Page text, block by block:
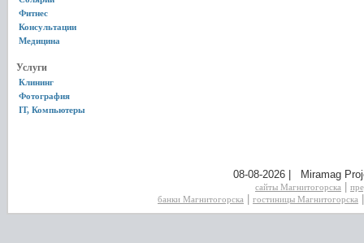
Фитнес
Консультации
Медицина
Услуги
Клининг
Фотография
IT, Компьютеры
08-08-2026 | Miramag
сайты Магнитогорска
банки Магнитогорска
гостиницы Магнитогорска